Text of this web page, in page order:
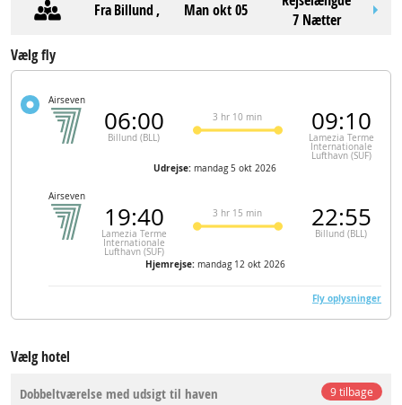
FraBillund, man okt 05
7 Nætter
Vælg fly
Airseven
06:00
Billund (BLL)
3 hr 10 min 09:10
Lamezia Terme
Internationale
Lufthavn (SUF)
Udrejse: mandag 5 okt 2026
Airseven
19:40
Lamezia Terme
Internationale
Lufthavn (SUF)
3 hr 15 min 22:55
Billund (BLL)
Hjemrejse: mandag 12 okt 2026
Fly oplysninger
Vælg hotel
9 tilbage
Dobbeltværelse med udsigt til haven